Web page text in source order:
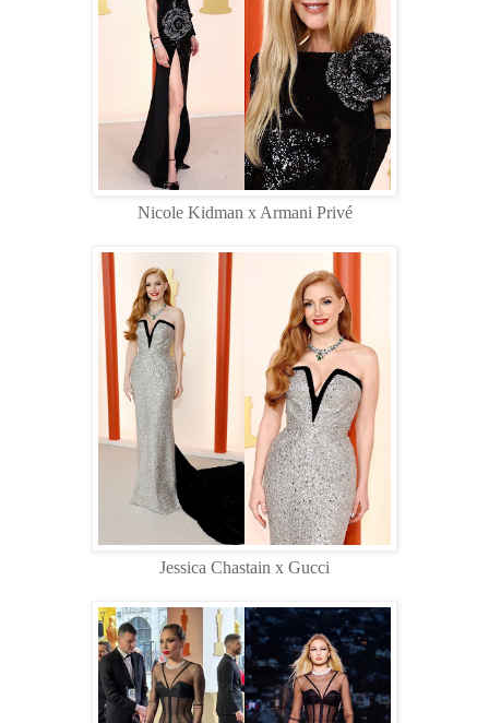
Nicole Kidman x Armani Privé
Jessica Chastain x Gucci